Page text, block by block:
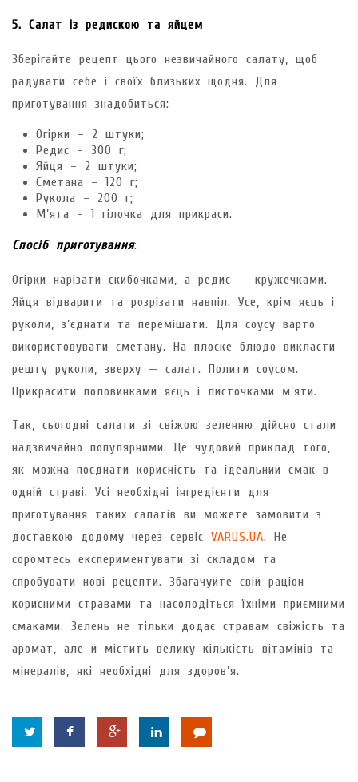
5. Салат із редискою та яйцем
Зберігайте рецепт цього незвичайного салату, щоб
радувати себе і своїх близьких щодня. Для
приготування знадобиться:
Огірки – 2 штуки;
Редис – 300 г;
Яйця – 2 штуки;
Сметана – 120 г;
Рукола – 200 г;
М’ята – 1 гілочка для прикраси.
Спосіб приготування:
Огірки нарізати скибочками, а редис — кружечками.
Яйця відварити та розрізати навпіл. Усе, крім яєць і
руколи, з’єднати та перемішати. Для соусу варто
використовувати сметану. На плоске блюдо викласти
решту руколи, зверху — салат. Полити соусом.
Прикрасити половинками яєць і листочками м’яти.
Так, сьогодні салати зі свіжою зеленню дійсно стали
надзвичайно популярними. Це чудовий приклад того,
як можна поєднати корисність та ідеальний смак в
одній страві. Усі необхідні інгредієнти для
приготування таких салатів ви можете замовити з
доставкою додому через сервіс VARUS.UA. Не
соромтесь експериментувати зі складом та
спробувати нові рецепти. Збагачуйте свій раціон
корисними стравами та насолодіться їхніми приємними
смаками. Зелень не тільки додає стравам свіжість та
аромат, але й містить велику кількість вітамінів та
мінералів, які необхідні для здоров’я.